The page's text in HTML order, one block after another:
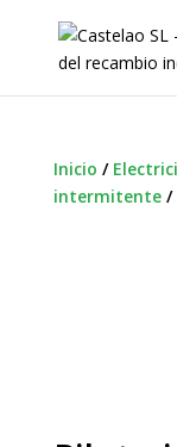
Inicio /
intermitente/